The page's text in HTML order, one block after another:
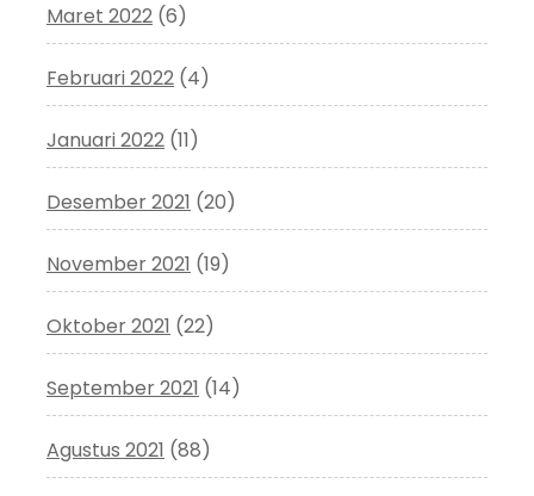
Maret 2022 (6)
Februari 2022 (4)
Januari 2022 (11)
Desember 2021 (20)
November 2021 (19)
Oktober 2021 (22)
September 2021 (14)
Agustus 2021 (88)